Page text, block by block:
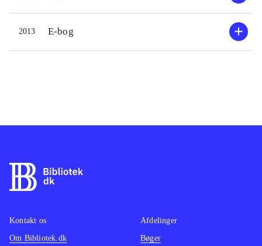
2013 E-bog
Kontakt os
Om Bibliotek.dk
Afdelinger
Bøger